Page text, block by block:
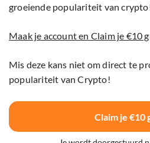
groeiende populariteit van
Maak je account en Claim je €10
Mis deze kans niet om direct te
populariteit van Crypto!
Claim je €10